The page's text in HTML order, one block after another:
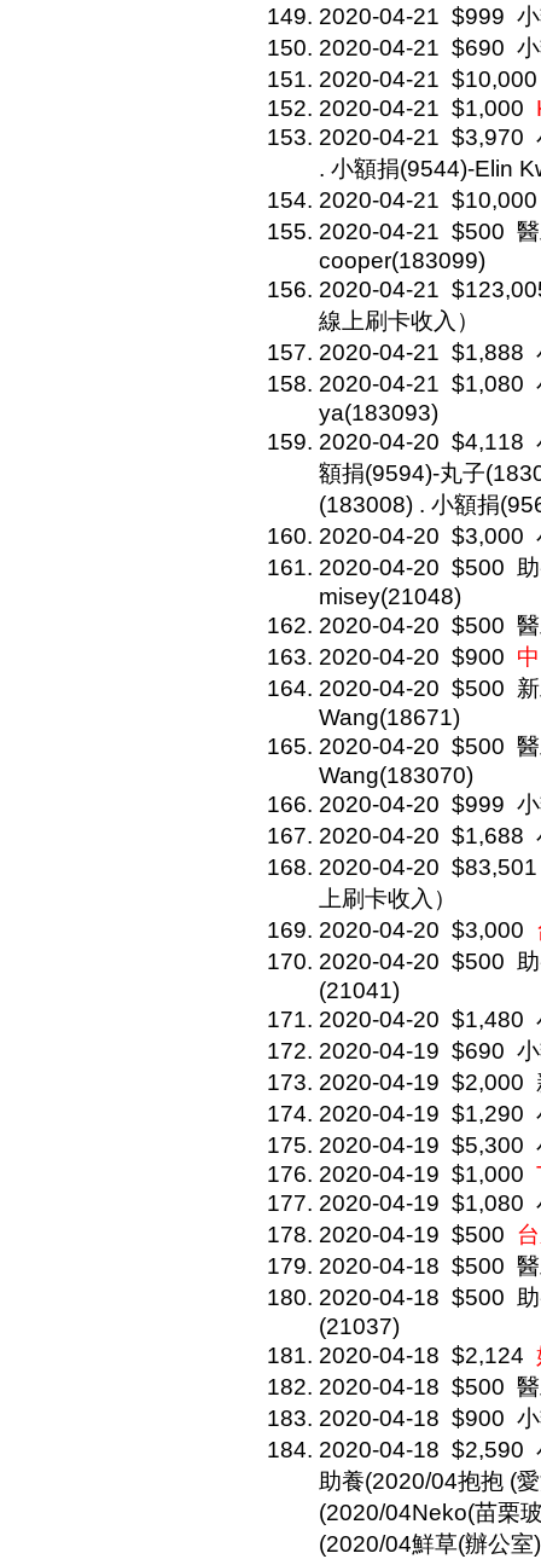
2020-04-21 $999
2020-04-21 $690
2020-04-21 $10,000
2020-04-21 $1,000
2020-04-21 $3,970
. 小額捐(9544)-Elin
2020-04-21 $10,000
2020-04-21 $500
cooper(183099)
2020-04-21
線上刷卡收入）
2020-04-21 $1,888
2020-04-21 $1,080
ya(183093)
2020-04-20 $4,118
額捐(9594)-丸子
(183008) . 小額捐
2020-04-20 $3,000
2020-04-20 $500
misey(21048)
2020-04-20 $500
2020-04-20 $900
2020-04-20 $500
Wang(18671)
2020-04-20 $500
Wang(183070)
2020-04-20 $999
2020-04-20 $1,688
2020-04-20 $83,501
上刷卡收入）
2020-04-20 $3,000
2020-04-20 $500
(21041)
2020-04-20 $1,480
2020-04-19 $690
2020-04-19 $2,000
2020-04-19 $1,290
2020-04-19 $5,300
2020-04-19 $1,000
2020-04-19 $1,080
2020-04-19 $500
2020-04-18 $500
2020-04-18 $500
(21037)
2020-04-18 $2,124
2020-04-18 $500
2020-04-18 $900
2020-04-18 $2,590
助養(2020/04抱抱 (
(2020/04Neko(苗栗
(2020/04鮮草(辦公